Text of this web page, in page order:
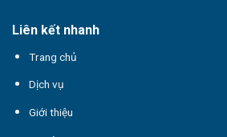
Liên kết nhanh
Trang chủ
Dịch vụ
Giới thiệu